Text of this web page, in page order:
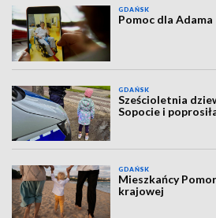
GDAŃSK
Pomoc dla Adama
GDAŃSK
Sześcioletnia
Sopocie i
GDAŃSK
Mieszkańcy
krajowej